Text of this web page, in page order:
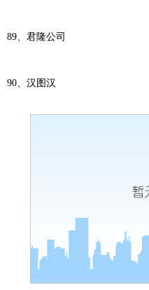
89、君隆公司
90、汉图汉